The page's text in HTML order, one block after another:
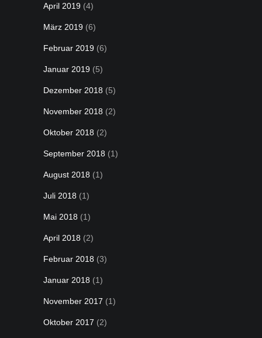
April 2019 (4)
März 2019 (6)
Februar 2019 (6)
Januar 2019 (5)
Dezember 2018 (5)
November 2018 (2)
Oktober 2018 (2)
September 2018 (1)
August 2018 (1)
Juli 2018 (1)
Mai 2018 (1)
April 2018 (2)
Februar 2018 (3)
Januar 2018 (1)
November 2017 (1)
Oktober 2017 (2)